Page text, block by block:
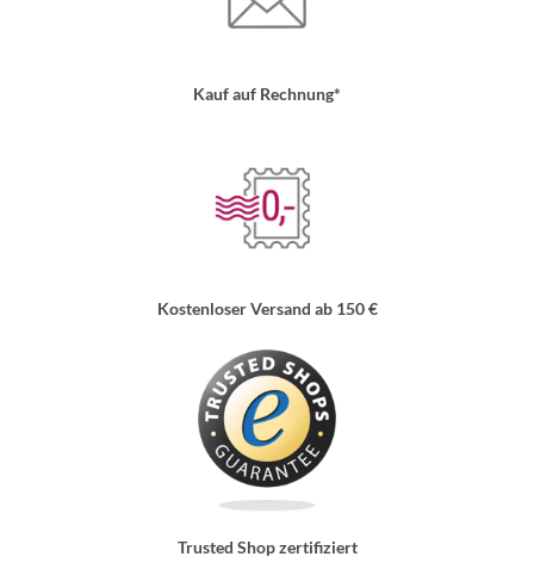
Kauf auf Rechnung*
Kostenloser Versand ab 150 €
Trusted Shop zertifiziert